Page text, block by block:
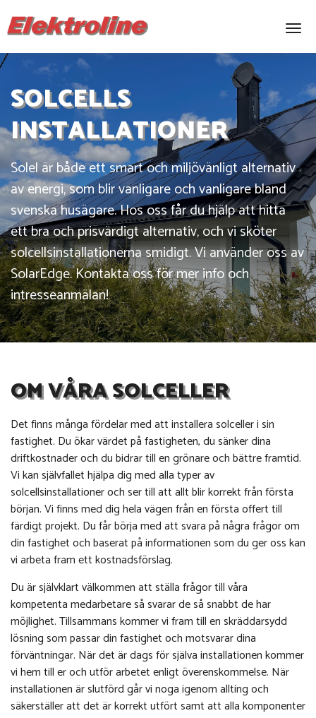
SOLCELLS
INSTALLATIONER
Solel är både ett smart och miljövänligt alternativ
av energi, som blir vanligare och vanligare bland
svenska husägare. Hos oss får du hjälp att hitta
ett bra och prisvärdigt alternativ, och vi sköter
solcellsinstallationerna smidigt. Vi använder oss av
SolarEdge. Kontakta oss för mer info och
intresseanmälan!
OM VÅRA SOLCELLER
Det finns många fördelar med att installera solceller i sin
fastighet. Du ökar värdet på fastigheten, du sänker dina
driftkostnader och du bidrar till en grönare och bättre framtid.
Vi kan självfallet hjälpa dig med alla typer av
solcellsinstallationer och ser till att allt blir korrekt från första
början. Vi finns med dig hela vägen från en första offert till
färdigt projekt. Du får börja med att svara på några frågor om
din fastighet och baserat på informationen som du ger oss kan
vi arbeta fram ett kostnadsförslag.
Du är självklart välkommen att ställa frågor till våra
kompetenta medarbetare så svarar de så snabbt de har
möjlighet. Tillsammans kommer vi fram till en skräddarsydd
lösning som passar din fastighet och motsvarar dina
förväntningar. När det är dags för själva installationen kommer
vi hem till er och utför arbetet enligt överenskommelse. När
installationen är slutförd går vi noga igenom allting och
säkerställer att det är korrekt utfört samt att alla komponenter